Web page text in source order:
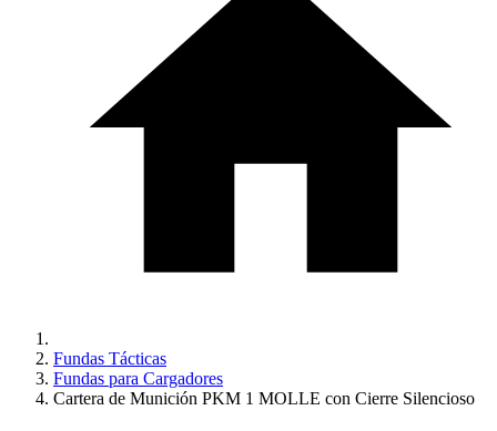
Fundas Tácticas
Fundas para Cargadores
Cartera de Munición PKM 1 MOLLE con Cierre Silencioso